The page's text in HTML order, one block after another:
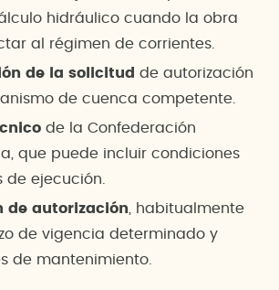
hidráulico cuando la obra
al régimen de corrientes.
de la solicitud de autorización
de cuenca competente.
de la Confederación
que puede incluir condiciones
de ejecución.
de autorización , habitualmente
de vigencia determinado y
de mantenimiento.